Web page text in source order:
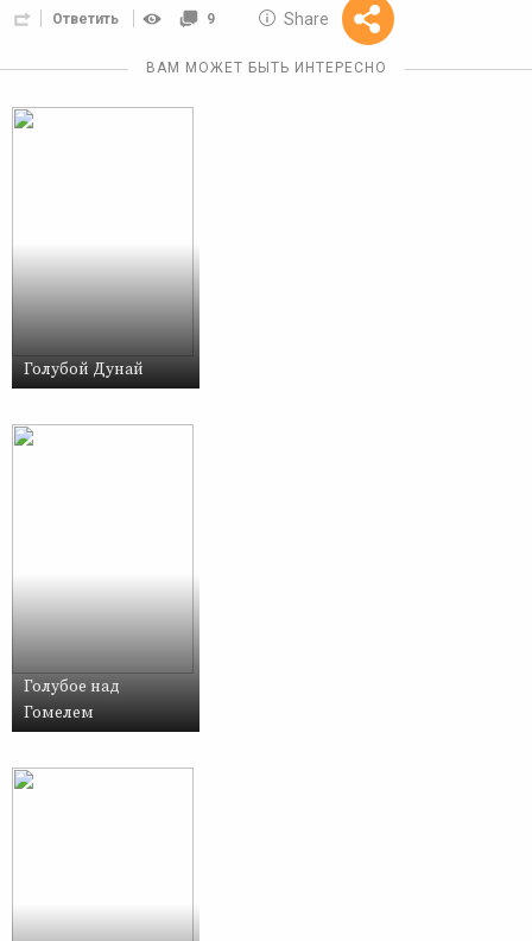
Ответить 9 Share
Reward
10 GOLOS
ВАМ МОЖЕТ БЫТЬ ИНТЕРЕСНО
Голубой Дунай
Голубое над
Гомелем